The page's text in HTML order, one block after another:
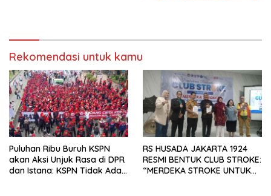
Rekomendasi untuk kamu
Puluhan Ribu Buruh KSPN
akan Aksi Unjuk Rasa di DPR
dan Istana: KSPN Tidak Ada
RS HUSADA JAKARTA 1924
RESMI BENTUK CLUB STROKE:
“MERDEKA STROKE UNTUK